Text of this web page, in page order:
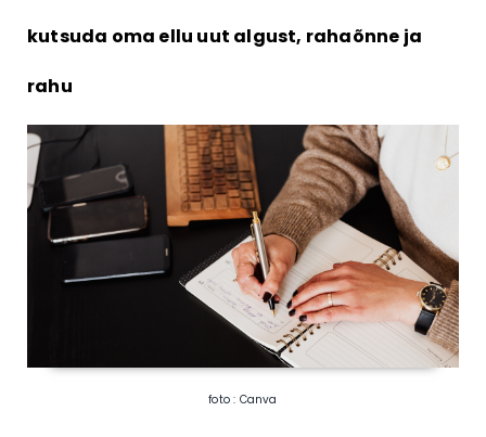
kutsuda oma ellu uut algust, rahaõnne ja
rahu
foto : Canva